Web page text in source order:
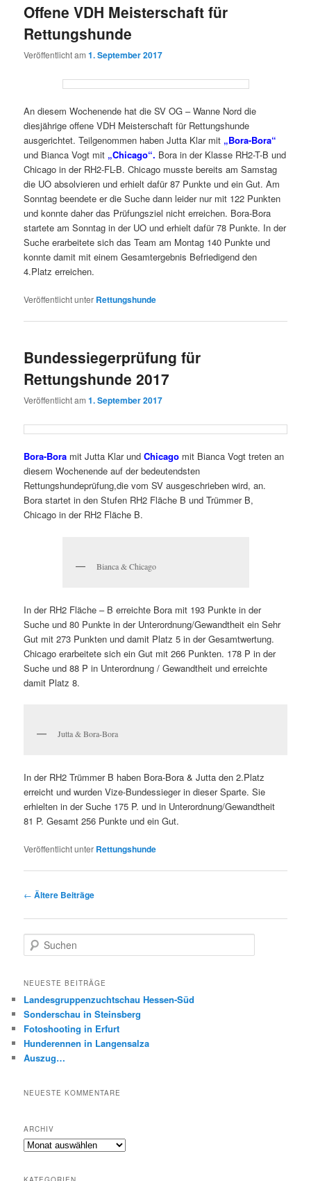
Offene VDH Meisterschaft für
Rettungshunde
Veröffentlicht am1. September 2017
An diesem Wochenende hat die SV OG – Wanne Nord die
diesjährige offene VDH Meisterschaft für Rettungshunde
ausgerichtet. Teilgenommen haben Jutta Klar mit „Bora-Bora“
und Bianca Vogt mit „Chicago“. Bora in der Klasse RH2-T-B und
Chicago in der RH2-FL-B. Chicago musste bereits am Samstag
die UO absolvieren und erhielt dafür 87 Punkte und ein Gut. Am
Sonntag beendete er die Suche dann leider nur mit 122 Punkten
und konnte daher das Prüfungsziel nicht erreichen. Bora-Bora
startete am Sonntag in der UO und erhielt dafür 78 Punkte. In der
Suche erarbeitete sich das Team am Montag 140 Punkte und
konnte damit mit einem Gesamtergebnis Befriedigend den
4.Platz erreichen.
Veröffentlicht unter Rettungshunde
Bundessiegerprüfung für
Rettungshunde 2017
Veröffentlicht am1. September 2017
Bora-Bora mit Jutta Klar undChicago mit Bianca Vogt treten an
diesem Wochenende auf der bedeutendsten
Rettungshundeprüfung,die vom SV ausgeschrieben wird, an.
Bora startet in den Stufen RH2 Fläche B und Trümmer B,
Chicago in der RH2 Fläche B.
Bianca & Chicago
In der RH2 Fläche – B erreichte Bora mit 193 Punkte in der
Suche und 80 Punkte in der Unterordnung/Gewandtheit ein Sehr
Gut mit 273 Punkten und damit Platz 5 in der Gesamtwertung.
Chicago erarbeitete sich ein Gut mit 266 Punkten. 178 P in der
Suche und 88 P in Unterordnung / Gewandtheit und erreichte
damit Platz 8.
Jutta & Bora-Bora
In der RH2 Trümmer B haben Bora-Bora & Jutta den 2.Platz
erreicht und wurden Vize-Bundessieger in dieser Sparte. Sie
erhielten in der Suche 175 P. und in Unterordnung/Gewandtheit
81 P. Gesamt 256 Punkte und ein Gut.
Veröffentlicht unter Rettungshunde
Beitragsnavigation
← Ältere Beiträge
u
h
n
NEUESTE BEITRÄGE
Landesgruppenzuchtschau Hessen-Süd
Sonderschau in Steinsberg
Fotoshooting in Erfurt
Hunderennen in Langensalza
Auszug…
NEUESTE KOMMENTARE
ARCHIV
Archiv